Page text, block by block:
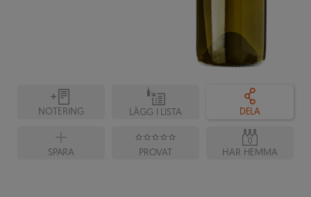
NOTERING LÄGG I LISTA DELA
SPARA PROVAT
0
HAR HEMMA